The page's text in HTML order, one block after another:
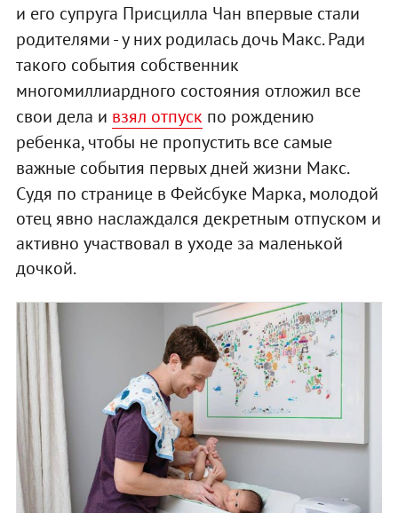
и его супруга Присцилла Чан впервые стали
родителями - у них родилась дочь Макс. Ради
такого события собственник
многомиллиардного состояния отложил все
свои дела и взял отпуск по рождению
ребенка, чтобы не пропустить все самые
важные события первых дней жизни Макс.
Судя по странице в Фейсбуке Марка, молодой
отец явно наслаждался декретным отпуском и
активно участвовал в уходе за маленькой
дочкой.